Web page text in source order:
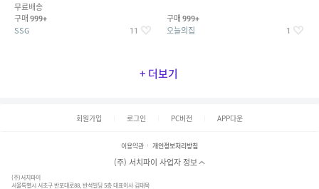
무료배송
구매 999+
SSG 11
구매 999+
오늘의집 1
+ 더보기
회원가입 로그인 PC버전 APP다운
이용약관 개인정보처리방침
(주) 서치파이 사업자 정보
(주)서치파이
서울특별시 서초구 반포대로88, 반석빌딩 5층 대표이사 김태묵